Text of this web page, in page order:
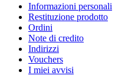
Informazioni personali
Restituzione prodotto
Ordini
Note di credito
Indirizzi
Vouchers
I miei avvisi